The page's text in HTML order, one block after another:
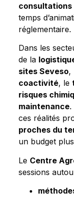
consultations
temps
réglementaire.
Dans les
de la
sites Seveso,
coactivité, le
risques
maintenance.
ces réalités
proches du
un budget
Le Centre
sessions